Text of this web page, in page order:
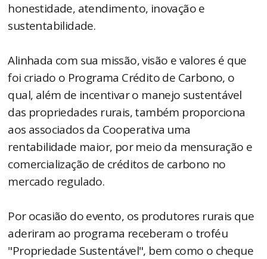
honestidade, atendimento, inovação e
sustentabilidade.
Alinhada com sua missão, visão e valores é que
foi criado o Programa Crédito de Carbono, o
qual, além de incentivar o manejo sustentável
das propriedades rurais, também proporciona
aos associados da Cooperativa uma
rentabilidade maior, por meio da mensuração e
comercialização de créditos de carbono no
mercado regulado.
Por ocasião do evento, os produtores rurais que
aderiram ao programa receberam o troféu
"Propriedade Sustentável", bem como o cheque